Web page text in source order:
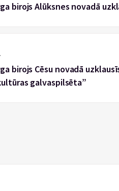
birojs Alūksnes novadā
birojs Cēsu novadā
galvaspilsēta”